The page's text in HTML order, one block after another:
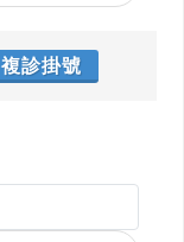
複診掛號